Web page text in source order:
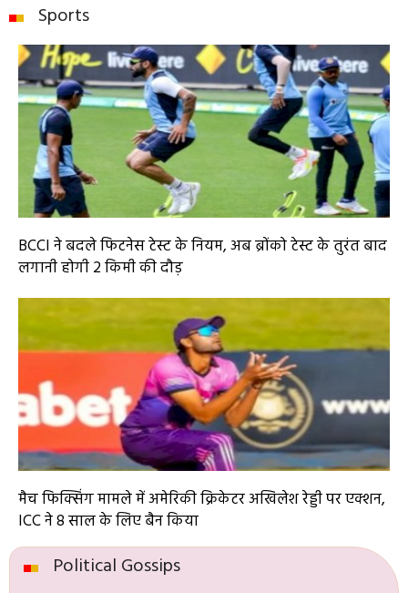
Sports
BCCI ने बदले फिटनेस टेस्ट के नियम, अब ब्रोंको टेस्ट के तुरंत बाद
लगानी होगी 2 किमी की दौड़
मैच फिक्सिंग मामले में अमेरिकी क्रिकेटर अखिलेश रेड्डी पर एक्शन,
ICC ने 8 साल के लिए बैन किया
Political Gossips